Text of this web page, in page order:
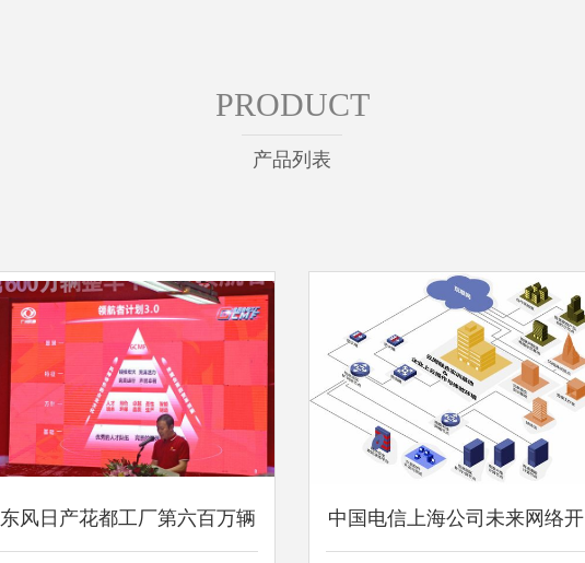
PRODUCT
产品列表
东风日产花都工厂第六百万辆 中国电信上海公司未来网络开